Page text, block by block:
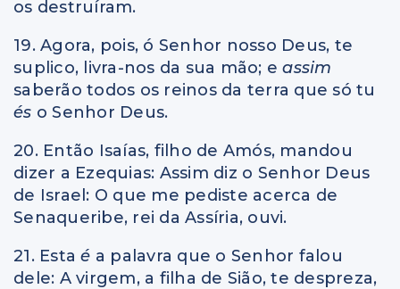
os destruíram.
19. Agora, pois, ó Senhor nosso Deus, te
suplico, livra-nos da sua mão; eassim
saberão todos os reinos da terra que só tu
és o Senhor Deus.
20. Então Isaías, filho de Amós, mandou
dizer a Ezequias: Assim diz o Senhor Deus
de Israel: O que me pediste acerca de
Senaqueribe, rei da Assíria, ouvi.
21. Estaé a palavra que o Senhor falou
dele: A virgem, a filha de Sião, te despreza,